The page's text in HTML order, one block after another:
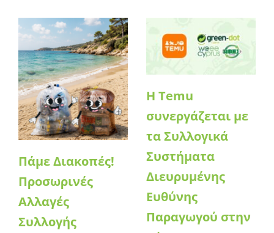
Πάμε Διακοπές!
Προσωρινές
Αλλαγές
Συλλογής
Η Temu
συνεργάζεται με
τα Συλλογικά
Συστήματα
Διευρυμένης
Ευθύνης
Παραγωγού στην